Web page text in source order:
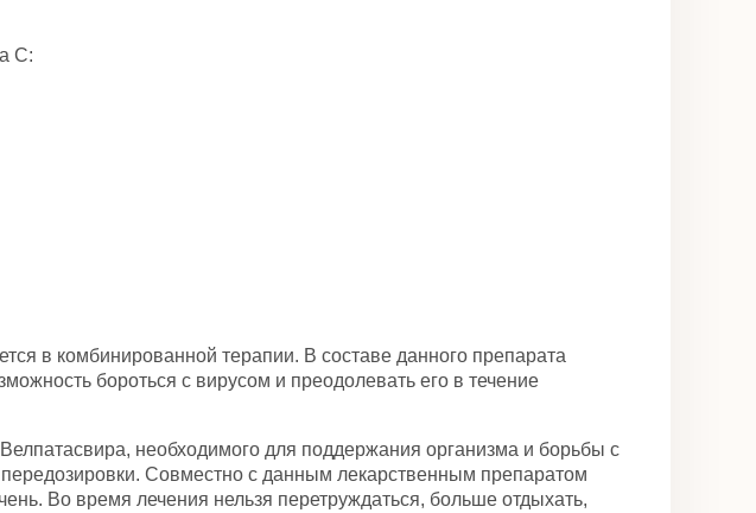
С:
в комбинированной терапии. В составе данного препарата
бороться с вирусом и преодолевать его в течение
необходимого для поддержания организма и борьбы с
Совместно с данным лекарственным препаратом
Во время лечения нельзя перетруждаться, больше отдыхать,